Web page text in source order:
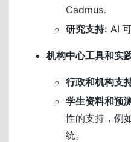
Cadmus。
研究支持: AI
机构中心工具和实
行政和机构支
学生资料和预
性的支持，例
统。